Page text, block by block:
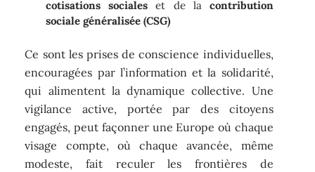
cotisations sociales et de la contribution
sociale généralisée (CSG)
Ce sont les prises de conscience individuelles,
encouragées par l’information et la solidarité,
qui alimentent la dynamique collective. Une
vigilance active, portée par des citoyens
engagés, peut façonner une Europe où chaque
visage compte, où chaque avancée, même
modeste, fait reculer les frontières de